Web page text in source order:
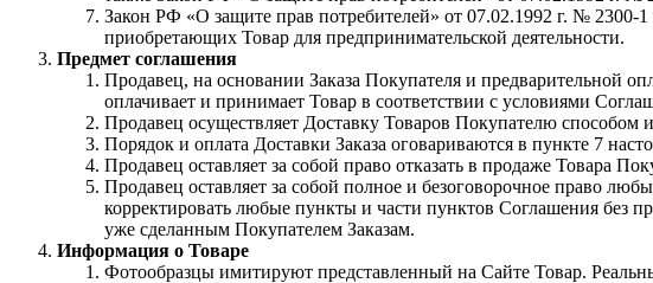
Закон РФ «О защите прав потребителей» от 07.02.1992 г. №
приобретающих Товар для предпринимательской деятельности.
Предмет соглашения
Продавец, на основании Заказа Покупателя и предварительной
оплачивает и принимает Товар в соответствии с условиями
Продавец осуществляет Доставку Товаров Покупателю способом
Порядок и оплата Доставки Заказа оговариваются в пункте 7
Продавец оставляет за собой право отказать в продаже Товара
Продавец оставляет за собой полное и безоговорочное право
корректировать любые пункты и части пунктов Соглашения без
уже сделанным Покупателем Заказам.
Информация о Товаре
Фотообразцы имитируют представленный на Сайте Товар.